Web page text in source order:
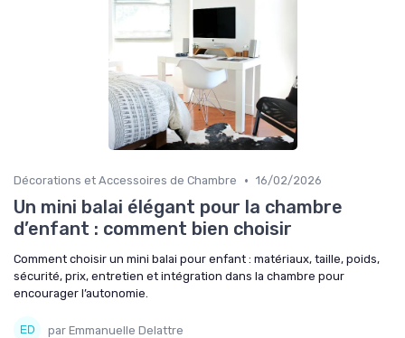
Décorations et Accessoires de Chambre • 16/02/2026
Un mini balai élégant pour la chambre
d’enfant : comment bien choisir
Comment choisir un mini balai pour enfant : matériaux, taille, poids,
sécurité, prix, entretien et intégration dans la chambre pour
encourager l’autonomie.
par Emmanuelle Delattre